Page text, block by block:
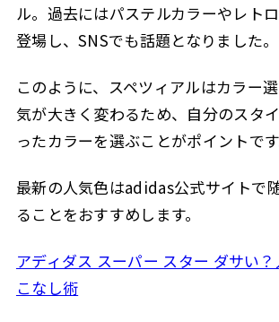
ル。過去にはパステルカラーやレト
登場し、SNSでも話題となりました。
このように、スペツィアルはカラー
気が大きく変わるため、自分のスタ
ったカラーを選ぶことがポイントです
最新の人気色はadidas公式サイトで
ることをおすすめします。
アディダス スーパー スター ダサい
こなし術